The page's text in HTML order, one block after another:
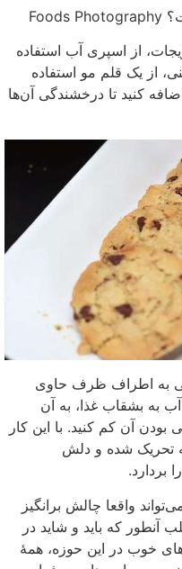
از اسپری آب استفاده
از یک قلم مو استفاده
کنید تا درخشندگی آن‌ها
به اطراف ظرف حاوی
به بشقاب غذا، به آن
آن کم کنید. با این کار
تحریک شده و دلش
بردارد.
واقعا چالش برانگیز
آنطور که باید و شاید در
خوب در این حوزه، همهٔ